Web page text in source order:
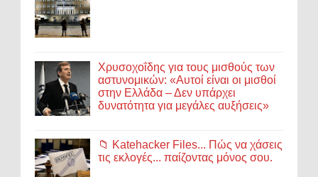
Χρυσοχοΐδης για τους μισθούς των
αστυνομικών: «Αυτοί είναι οι μισθοί
στην Ελλάδα – Δεν υπάρχει
δυνατότητα για μεγάλες αυξήσεις»
📁 Katehacker Files... Πώς να χάσεις
τις εκλογές... παίζοντας μόνος σου.